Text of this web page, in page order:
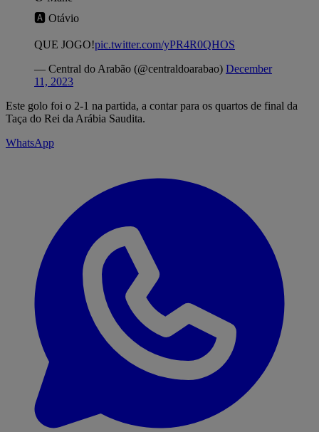
🅰️ Otávio
QUE JOGO!pic.twitter.com/yPR4R0QHOS
— Central do Arabão (@centraldoarabao) December
11, 2023
Este golo foi o 2-1 na partida, a contar para os quartos de final da
Taça do Rei da Arábia Saudita.
WhatsApp